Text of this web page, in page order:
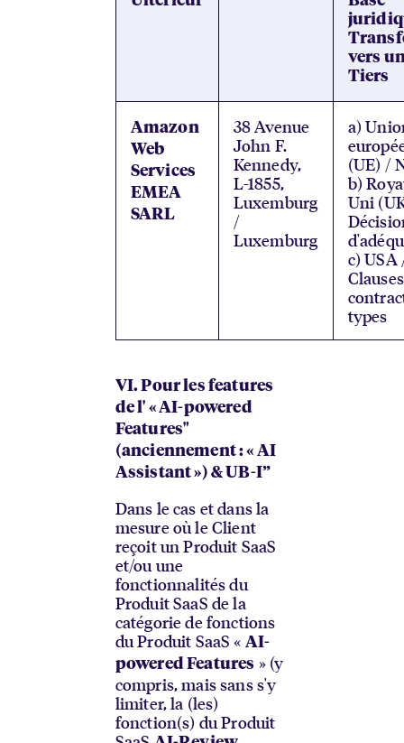
vers
Tiers
Amazon
Web
Services
EMEA
SARL
38 Avenue
John F.
Kennedy,
L-1855,
Luxemburg
/
Luxemburg
a)
(UE) /
b)
Uni
c) USA
Clauses
types
VI. Pour les features
de l' « AI-powered
Features"
(anciennement : « AI
Assistant ») & UB-I”
Dans le cas et dans la
mesure où le Client
reçoit un Produit SaaS
et/ou une
fonctionnalités du
Produit SaaS de la
catégorie de fonctions
du Produit SaaS « AI-
powered Features » (y
compris, mais sans s'y
limiter, la (les)
fonction(s) du Produit